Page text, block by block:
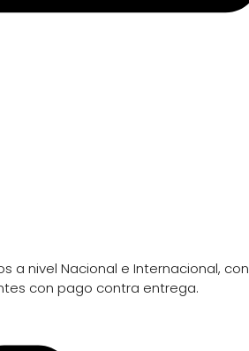
a nivel Nacional e Internacional, con
con pago contra entrega.